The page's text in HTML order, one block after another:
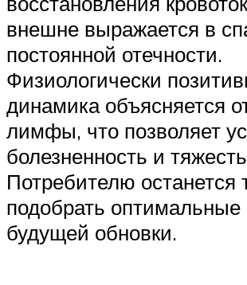
внешне выражается в
постоянной отечности.
Физиологически
динамика объясняется
лимфы, что позволяет
болезненность и
Потребителю останется
подобрать
будущей обновки.